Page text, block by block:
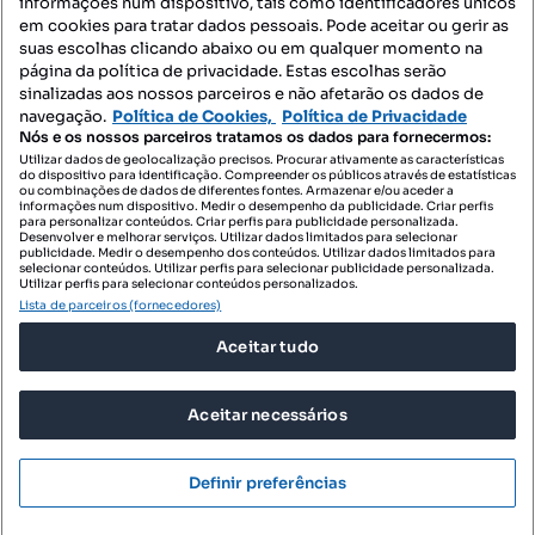
Mapa do Site
Contacte-nos
SIGA-NOS:
DESCARREGAR NA:
© 2026 Imovirtual.com, OLX Portugal, S.A.
TERMOS DE UTILIZAÇÃO
POLÍTICA DE PRIVACIDADE
CONFIGURAÇÕES DE PRIVACIDADE
em cookies para tratar dados pessoais. Pode aceitar ou gerir as
suas escolhas clicando abaixo ou em qualquer momento na
página da política de privacidade. Estas escolhas serão
sinalizadas aos nossos parceiros e não afetarão os dados de
navegação. Política de Cookies, Política de Privacidade
Nós e os nossos parceiros tratamos os dados para fornecermos:
Utilizar dados de geolocalização precisos. Procurar ativamente as características
do dispositivo para identificação. Compreender os públicos através de estatísticas
ou combinações de dados de diferentes fontes. Armazenar e/ou aceder a
informações num dispositivo. Medir o desempenho da publicidade. Criar perfis
para personalizar conteúdos. Criar perfis para publicidade personalizada.
Desenvolver e melhorar serviços. Utilizar dados limitados para selecionar
publicidade. Medir o desempenho dos conteúdos. Utilizar dados limitados para
selecionar conteúdos. Utilizar perfis para selecionar publicidade personalizada.
Utilizar perfis para selecionar conteúdos personalizados.
Lista de parceiros (fornecedores)
Aceitar tudo
Aceitar necessários
Definir preferências